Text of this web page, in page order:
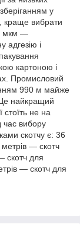
у
краще вибрати
мкм —
адгезію і
картоною і
Промисловий
990 м майже
найкращий
стоїть не на
час вибору
скотчу є: 36
— скотч
скотч для
— скотч для